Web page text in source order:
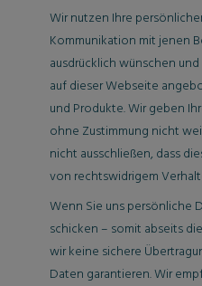
Wir nutzen Ihre
Kommunikation mit jenen
ausdrücklich wünschen
auf dieser Webseite
und Produkte. Wir geben
ohne Zustimmung nicht
nicht ausschließen, dass
von rechtswidrigem
Wenn Sie uns persönliche
schicken – somit abseits
wir keine sichere
Daten garantieren. Wir